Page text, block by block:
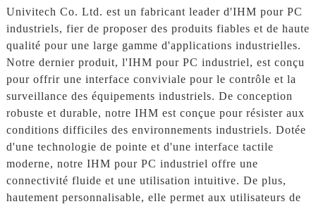
Univitech Co. Ltd. est un fabricant leader d'IHM pour PC
industriels, fier de proposer des produits fiables et de haute
qualité pour une large gamme d'applications industrielles.
Notre dernier produit, l'IHM pour PC industriel, est conçu
pour offrir une interface conviviale pour le contrôle et la
surveillance des équipements industriels. De conception
robuste et durable, notre IHM est conçue pour résister aux
conditions difficiles des environnements industriels. Dotée
d'une technologie de pointe et d'une interface tactile
moderne, notre IHM pour PC industriel offre une
connectivité fluide et une utilisation intuitive. De plus,
hautement personnalisable, elle permet aux utilisateurs de